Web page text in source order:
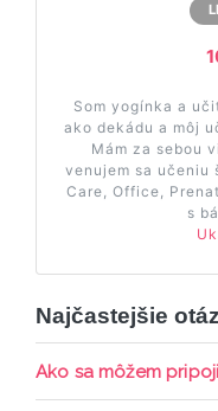
Som yogínka a
ako dekádu a môj
Mám za sebou
venujem sa učeniu
Care, Office,
s
Najčastejšie
Ako sa môžem